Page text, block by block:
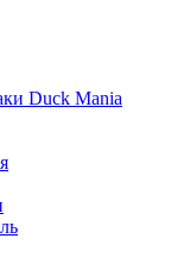
Duck Mania